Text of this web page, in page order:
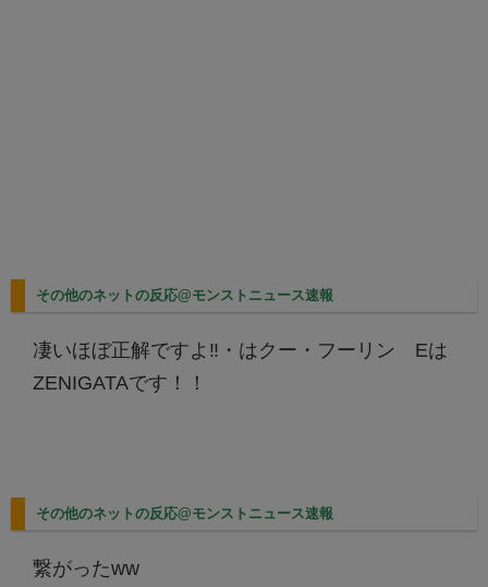
その他のネットの反応@モンストニュース速報
凄いほぼ正解ですよ‼︎・はクー・フーリン Eは
ZENIGATAです！！
その他のネットの反応@モンストニュース速報
繋がったww